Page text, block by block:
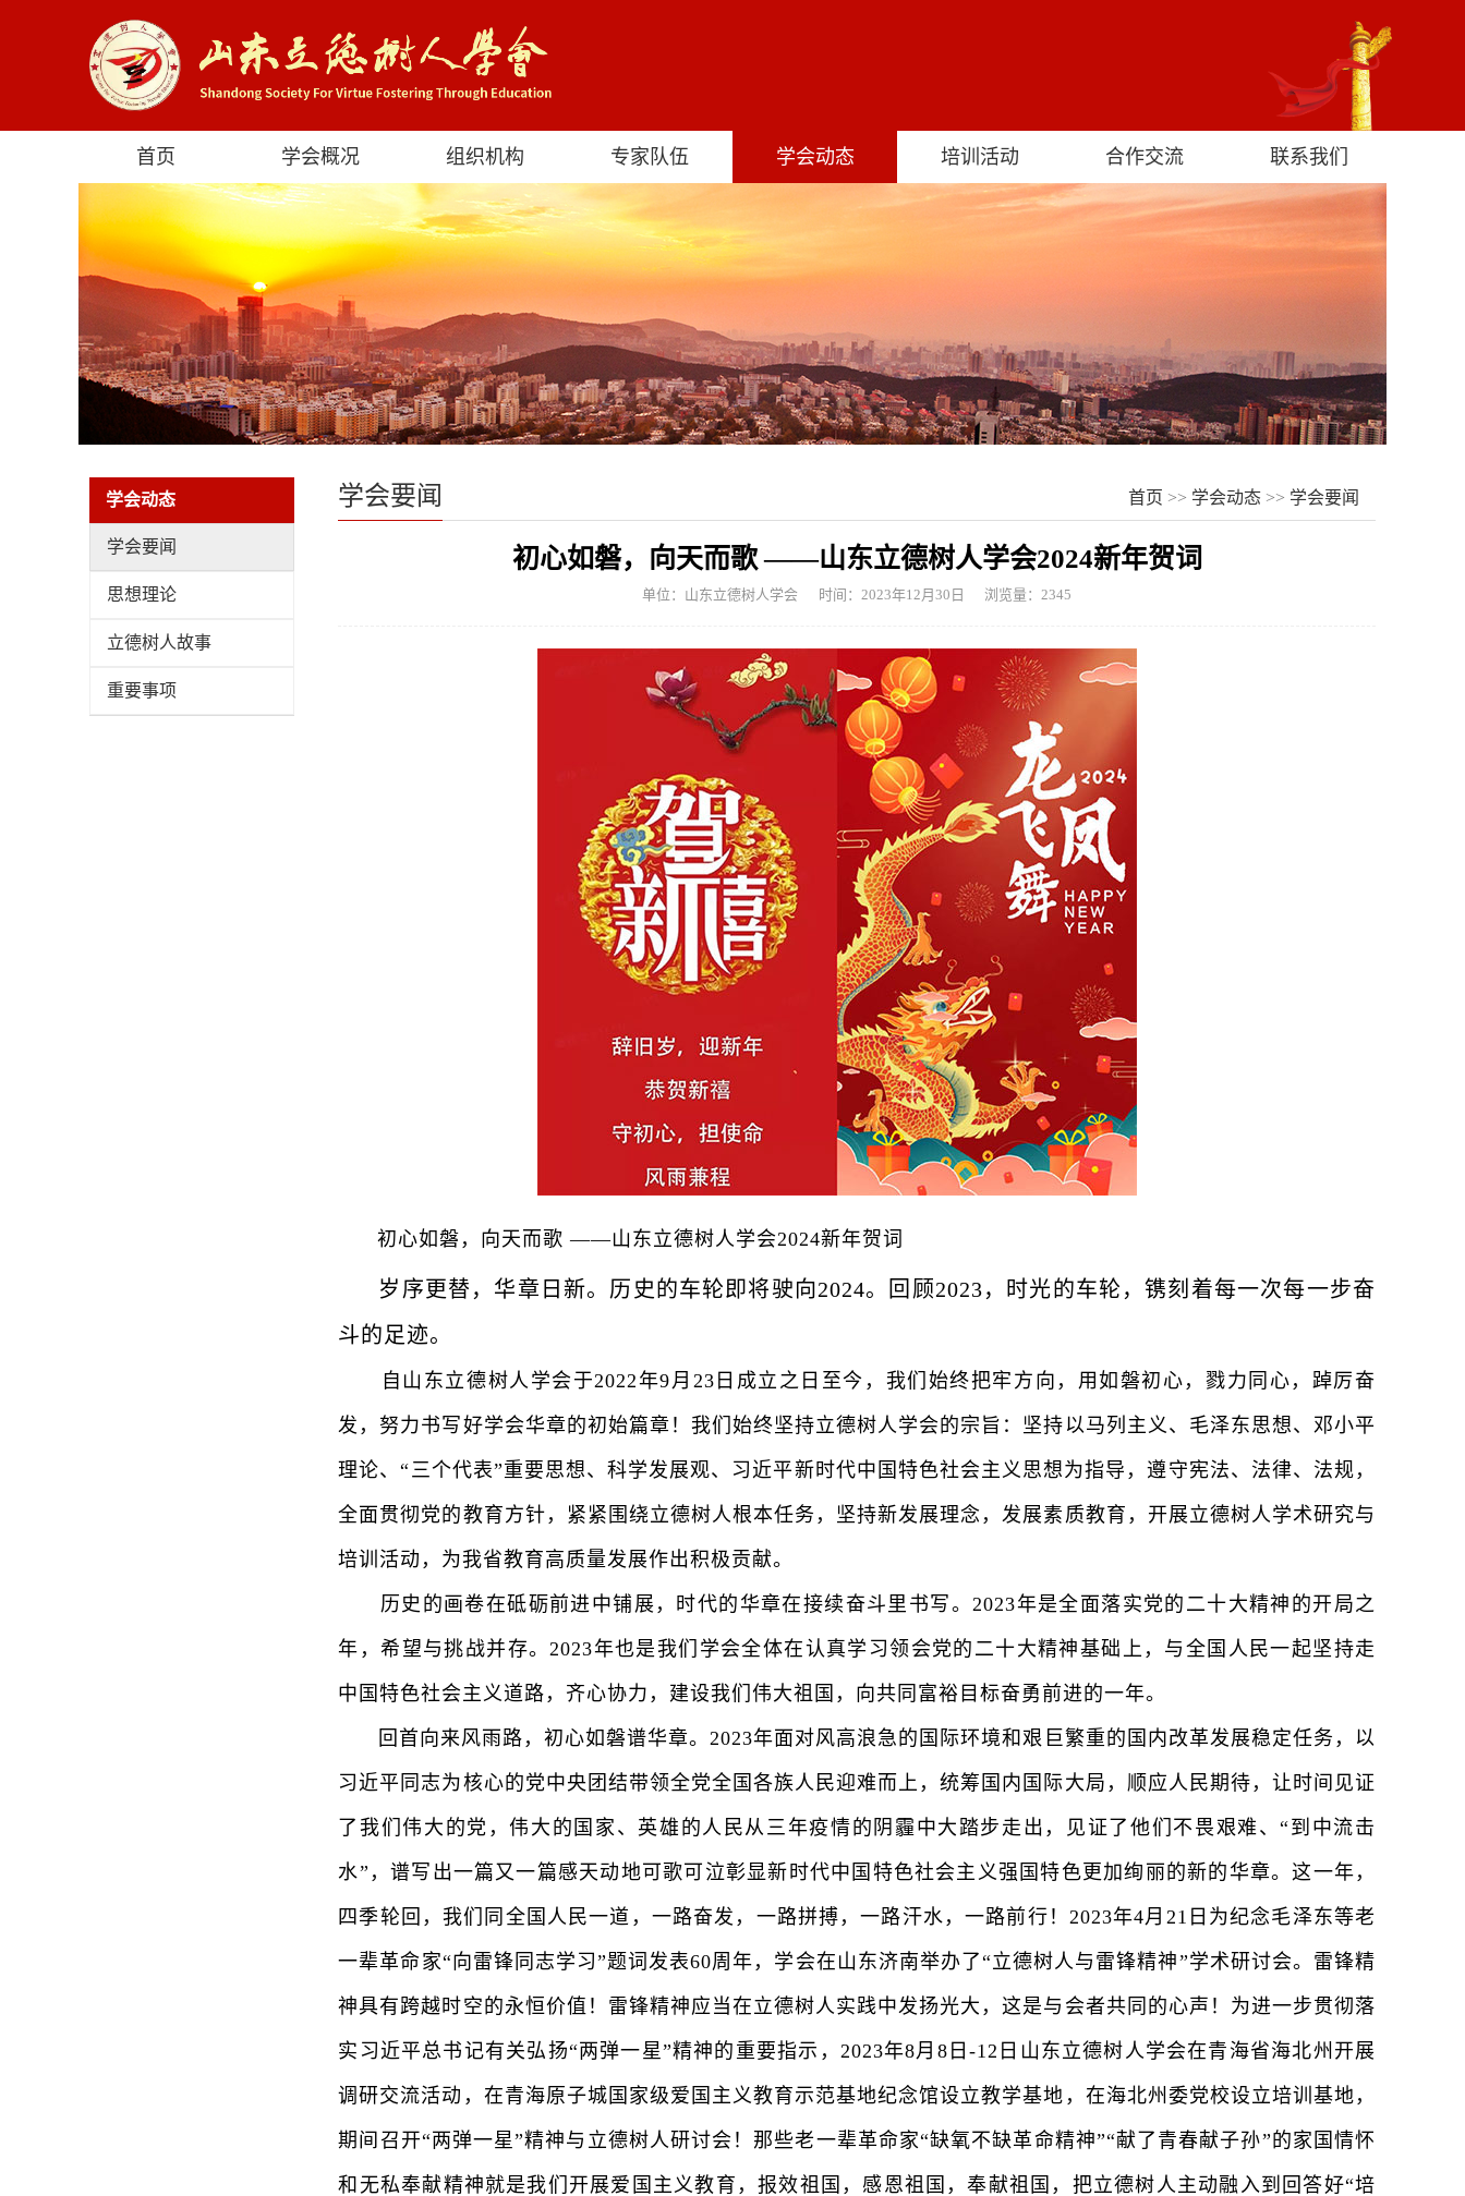
首页 学会概况 组织机构 专家队伍 学会动态 培训活动 合作交流 联系我们
学会动态
学会要闻
思想理论
立德树人故事
重要事项
学会要闻 首页 >> 学会动态>> 学会要闻
初心如磐，向天而歌 ——山东立德树人学会2024新年贺词
单位：山东立德树人学会 时间：2023年12月30日 浏览量：2345
初心如磐，向天而歌 ——山东立德树人学会2024新年贺词
岁序更替，华章日新。历史的车轮即将驶向2024。回顾2023，时光的车轮，镌刻着每一次每一步奋
斗的足迹。
自山东立德树人学会于2022年9月23日成立之日至今，我们始终把牢方向，用如磐初心，戮力同心，踔厉奋
发，努力书写好学会华章的初始篇章！我们始终坚持立德树人学会的宗旨：坚持以马列主义、毛泽东思想、邓小平
理论、“三个代表”重要思想、科学发展观、习近平新时代中国特色社会主义思想为指导，遵守宪法、法律、法规，
全面贯彻党的教育方针，紧紧围绕立德树人根本任务，坚持新发展理念，发展素质教育，开展立德树人学术研究与
培训活动，为我省教育高质量发展作出积极贡献。
历史的画卷在砥砺前进中铺展，时代的华章在接续奋斗里书写。2023年是全面落实党的二十大精神的开局之
年，希望与挑战并存。2023年也是我们学会全体在认真学习领会党的二十大精神基础上，与全国人民一起坚持走
中国特色社会主义道路，齐心协力，建设我们伟大祖国，向共同富裕目标奋勇前进的一年。
回首向来风雨路，初心如磐谱华章。2023年面对风高浪急的国际环境和艰巨繁重的国内改革发展稳定任务，以
习近平同志为核心的党中央团结带领全党全国各族人民迎难而上，统筹国内国际大局，顺应人民期待，让时间见证
了我们伟大的党，伟大的国家、英雄的人民从三年疫情的阴霾中大踏步走出，见证了他们不畏艰难、“到中流击
水”，谱写出一篇又一篇感天动地可歌可泣彰显新时代中国特色社会主义强国特色更加绚丽的新的华章。这一年，
四季轮回，我们同全国人民一道，一路奋发，一路拼搏，一路汗水，一路前行！2023年4月21日为纪念毛泽东等老
一辈革命家“向雷锋同志学习”题词发表60周年，学会在山东济南举办了“立德树人与雷锋精神”学术研讨会。雷锋精
神具有跨越时空的永恒价值！雷锋精神应当在立德树人实践中发扬光大，这是与会者共同的心声！为进一步贯彻落
实习近平总书记有关弘扬“两弹一星”精神的重要指示，2023年8月8日-12日山东立德树人学会在青海省海北州开展
调研交流活动，在青海原子城国家级爱国主义教育示范基地纪念馆设立教学基地，在海北州委党校设立培训基地，
期间召开“两弹一星”精神与立德树人研讨会！那些老一辈革命家“缺氧不缺革命精神”“献了青春献子孙”的家国情怀
和无私奉献精神就是我们开展爱国主义教育，报效祖国，感恩祖国，奉献祖国，把立德树人主动融入到回答好“培